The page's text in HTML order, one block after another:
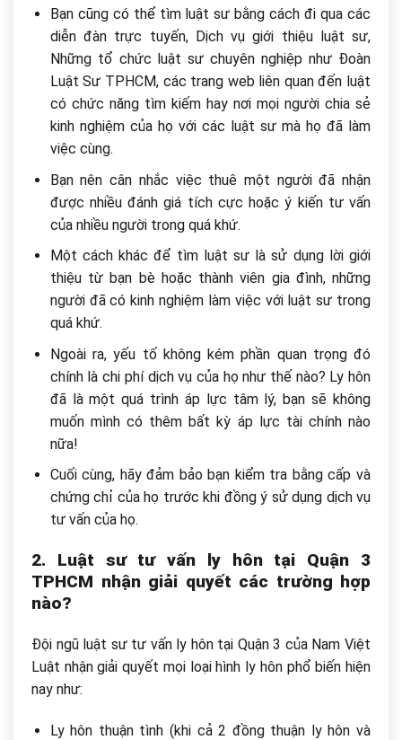
Bạn cũng có thể tìm luật sư bằng cách đi qua các
diễn đàn trực tuyến, Dịch vụ giới thiệu luật sư,
Những tổ chức luật sư chuyên nghiệp như Đoàn
Luật Sư TPHCM, các trang web liên quan đến luật
có chức năng tìm kiếm hay nơi mọi người chia sẻ
kinh nghiệm của họ với các luật sư mà họ đã làm
việc cùng.
Bạn nên cân nhắc việc thuê một người đã nhận
được nhiều đánh giá tích cực hoặc ý kiến tư vấn
của nhiều người trong quá khứ.
Một cách khác để tìm luật sư là sử dụng lời giới
thiệu từ bạn bè hoặc thành viên gia đình, những
người đã có kinh nghiệm làm việc với luật sư trong
quá khứ.
Ngoài ra, yếu tố không kém phần quan trọng đó
chính là chi phí dịch vụ của họ như thế nào? Ly hôn
đã là một quá trình áp lực tâm lý, bạn sẽ không
muốn mình có thêm bất kỳ áp lực tài chính nào
nữa!
Cuối cùng, hãy đảm bảo bạn kiểm tra bằng cấp và
chứng chỉ của họ trước khi đồng ý sử dụng dịch vụ
tư vấn của họ.
2. Luật sư tư vấn ly hôn tại Quận 3
TPHCM nhận giải quyết các trường hợp
nào?
Đội ngũ luật sư tư vấn ly hôn tại Quận 3 của Nam Việt
Luật nhận giải quyết mọi loại hình ly hôn phổ biến hiện
nay như:
Ly hôn thuận tình (khi cả 2 đồng thuận ly hôn và